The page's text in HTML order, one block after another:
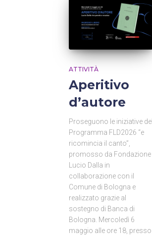
ATTIVITÀ
Aperitivo
d’autore
Proseguono le iniziative del
Programma FLD2026 “e
ricomincia il canto”,
promosso da Fondazione
Lucio Dalla in
collaborazione con il
Comune di Bologna e
realizzato grazie al
sostegno di Banca di
Bologna. Mercoledì 6
maggio alle ore 18, presso